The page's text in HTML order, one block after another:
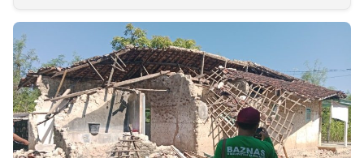
INDONESIA
Partner
Insight
NTB
Suara
Time
Lens
IDN
Daily
Jogja
Jalan
Rakyat
Idealita
News
Kita
Notice
Dinamikapost.com
Radar
Baru
Seedbacklink